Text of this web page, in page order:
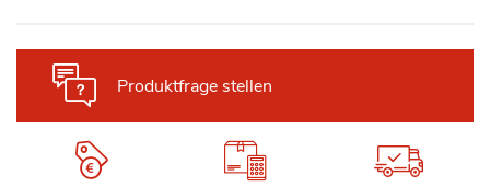
Produktfrage stellen